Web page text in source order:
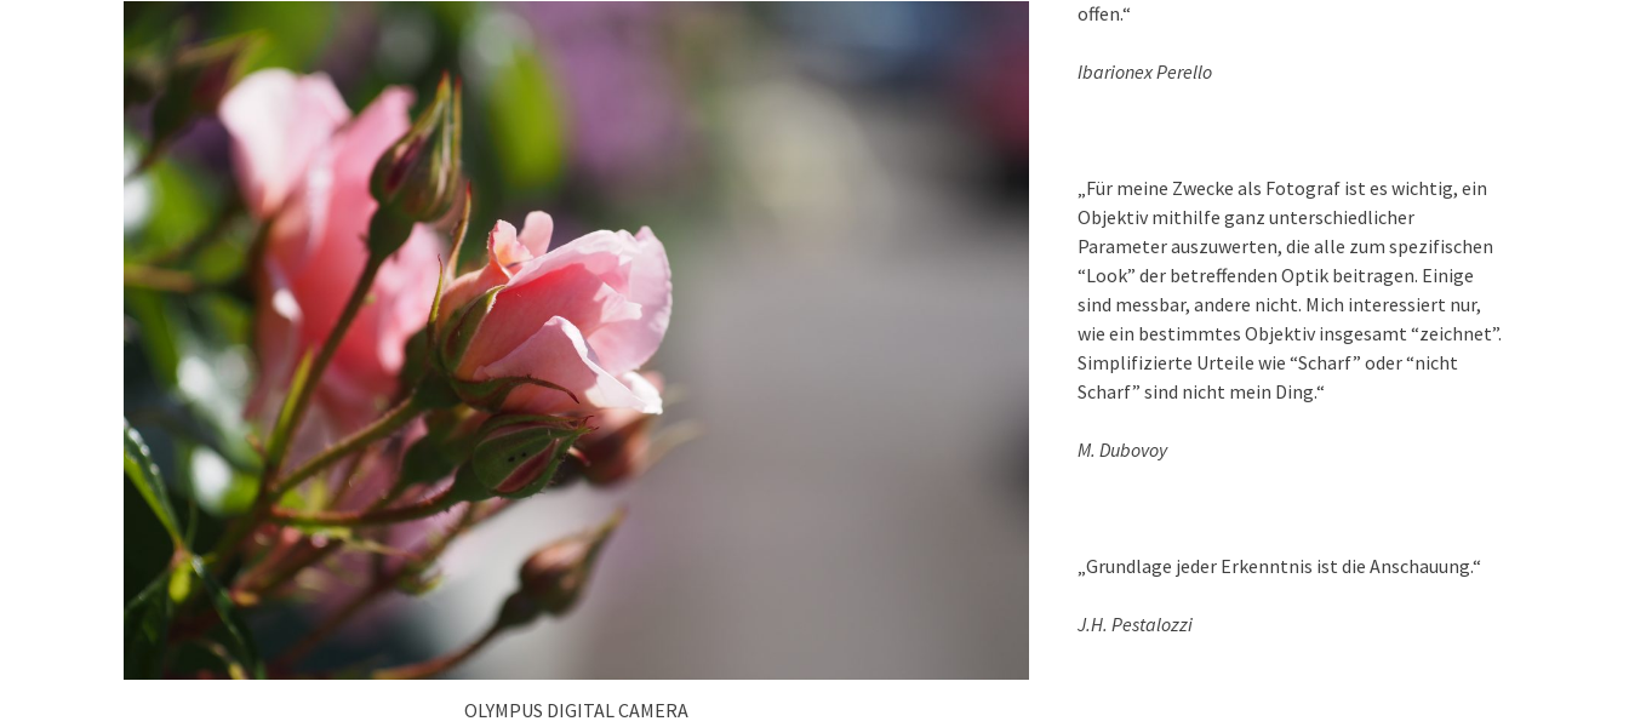
OLYMPUS DIGITAL CAMERA
offen.“
Ibarionex Perello
„Für meine Zwecke als Fotograf ist es wichtig, ein
Objektiv mithilfe ganz unterschiedlicher
Parameter auszuwerten, die alle zum spezifischen
“Look” der betreffenden Optik beitragen. Einige
sind messbar, andere nicht. Mich interessiert nur,
wie ein bestimmtes Objektiv insgesamt “zeichnet”.
Simplifizierte Urteile wie “Scharf” oder “nicht
Scharf” sind nicht mein Ding.“
M. Dubovoy
„Grundlage jeder Erkenntnis ist die Anschauung.“
J.H. Pestalozzi